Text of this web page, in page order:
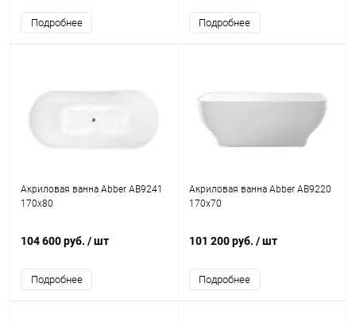
Подробнее Подробнее
Акриловая ванна Abber AB9241
170x80
104 600 руб. / шт
Подробнее
Акриловая ванна Abber AB9220
170x70
101 200 руб. / шт
Подробнее